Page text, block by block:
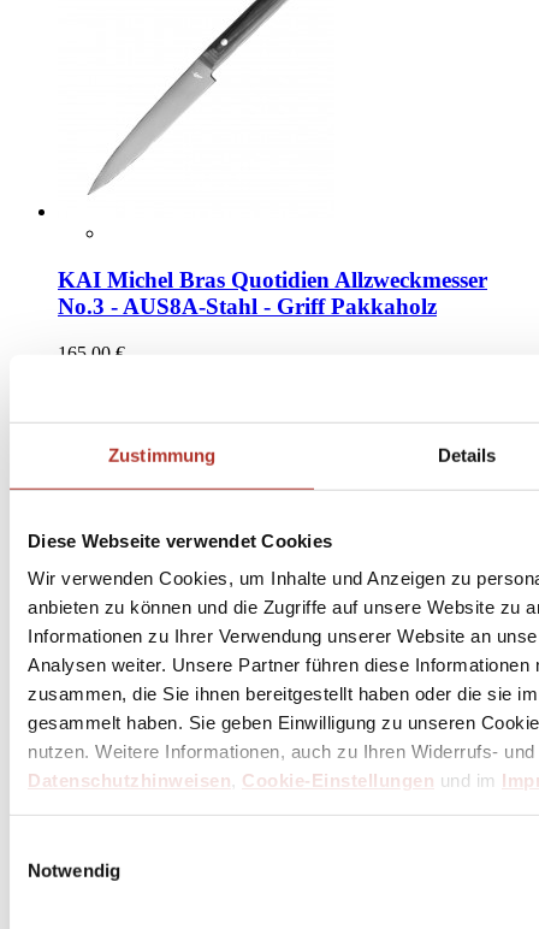
Zustimmung Details
Diese Webseite verwendet Cookies
Wir verwenden Cookies, um Inhalte und Anzeigen zu
anbieten zu können und die Zugriffe auf unsere Website zu
Informationen zu Ihrer Verwendung unserer Website an
Analysen weiter. Unsere Partner führen diese
zusammen, die Sie ihnen bereitgestellt haben oder die sie
gesammelt haben. Sie geben Einwilligung zu unseren
nutzen. Weitere Informationen, auch zu Ihren Widerrufs-
Datenschutzhinweisen, Cookie-Einstellungen und im
Notwendig
KAI Michel Bras Quotidien Allzweckmesser
No.3 - AUS8A-Stahl - Griff Pakkaholz
165,00 €
15 cm - VG-10 Stahl - Griff Pakkaholz